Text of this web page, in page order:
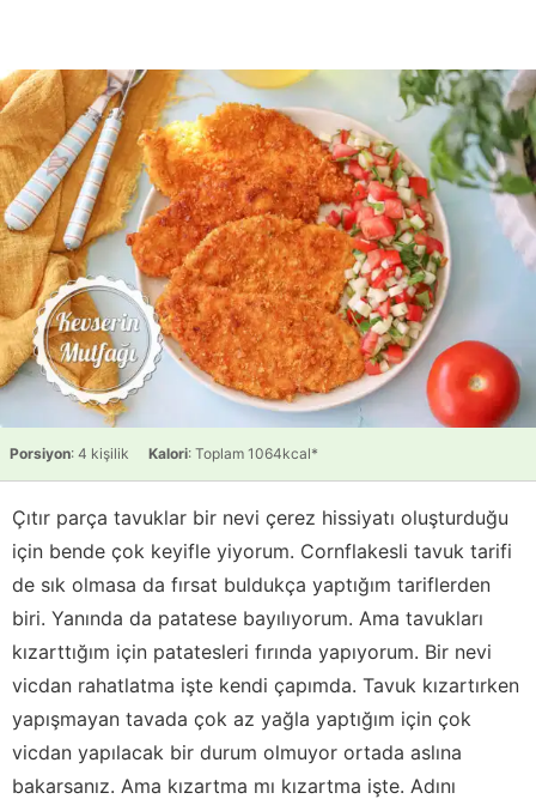
Porsiyon: 4 kişilik Kalori: Toplam 1064kcal*
Çıtır parça tavuklar bir nevi çerez hissiyatı oluşturduğu
için bende çok keyifle yiyorum. Cornflakesli tavuk tarifi
de sık olmasa da fırsat buldukça yaptığım tariflerden
biri. Yanında da patatese bayılıyorum. Ama tavukları
kızarttığım için patatesleri fırında yapıyorum. Bir nevi
vicdan rahatlatma işte kendi çapımda. Tavuk kızartırken
yapışmayan tavada çok az yağla yaptığım için çok
vicdan yapılacak bir durum olmuyor ortada aslına
bakarsanız. Ama kızartma mı kızartma işte. Adını